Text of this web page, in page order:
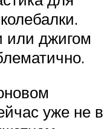
или джигом
уже не в